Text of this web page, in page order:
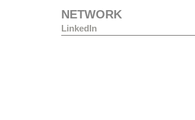
NETWORK
LinkedIn